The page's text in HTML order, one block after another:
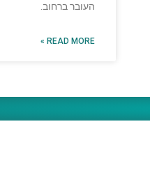
העובר ברחוב.
READ MORE »